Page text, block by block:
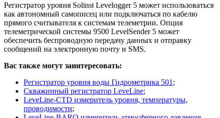
Регистратор уровня Solinst Levelogger 5 может использоваться
как автономный самописец или подключаться по кабелю
прямого считывателя к системам телеметрии. Опция
телеметрической системы 9500 LevelSender 5 может
обеспечить беспроводную передачу данных и отправку
сообщений на электронную почту и SMS.
Вас также могут заинтересовать:
Регистратор уровня воды Гидрометрика 501 ;
Скважинный регистратор LeveLine;
LeveLine-CTD измеритель уровня, температуры,
проводимости;